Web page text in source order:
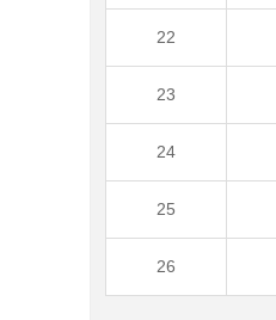
22
23
24
25
26